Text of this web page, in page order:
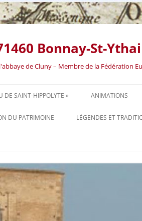
Bonnay-St-
de Cluny – Membre de la Fédération
au
DE SAINT-HIPPOLYTE » ANIMATIONS
DU PATRIMOINE LÉGENDES ET